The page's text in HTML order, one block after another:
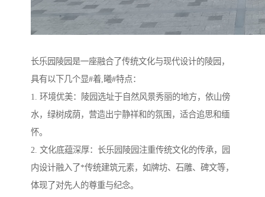
长乐园陵园是一座融合了传统文化与现代设计的陵园，
具有以下几个显#着,曦#特点：
1. 环境优美：陵园选址于自然风景秀丽的地方，依山傍
水，绿树成荫，营造出宁静祥和的氛围，适合追思和缅
怀。
2. 文化底蕴深厚：长乐园陵园注重传统文化的传承，园
内设计融入了*传统建筑元素，如牌坊、石雕、碑文等，
体现了对先人的尊重与纪念。